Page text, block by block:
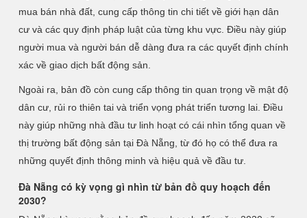
mua bán nhà đất, cung cấp thông tin chi tiết về giới hạn dân
cư và các quy định pháp luật của từng khu vực. Điều này giúp
người mua và người bán dễ dàng đưa ra các quyết định chính
xác về giao dịch bất động sản.
Ngoài ra, bản đồ còn cung cấp thông tin quan trọng về mật độ
dân cư, rủi ro thiên tai và triển vọng phát triển tương lai. Điều
này giúp những nhà đầu tư linh hoạt có cái nhìn tổng quan về
thị trường bất động sản tại Đà Nẵng, từ đó họ có thể đưa ra
những quyết định thông minh và hiệu quả về đầu tư.
Đà Nẵng có kỳ vọng gì nhìn từ bản đồ quy hoạch đến
2030?